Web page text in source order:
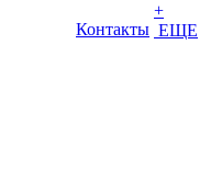
Контакты
+
ЕЩЕ